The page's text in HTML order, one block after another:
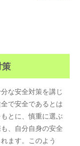
な安全対策を講じ
で安全であるとは
とに、慎重に選ぶ
、自分自身の安全
ます。このよう